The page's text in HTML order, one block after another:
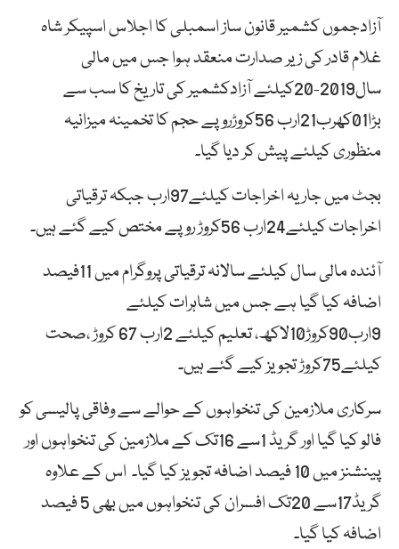
آزادجموں کشمیر قانون ساز اسمبلی کا اجلاس اسپیکر شاہ
غلام قادر کی زیر صدارت منعقد ہوا جس میں مالی
سال2019-20کیلئے آزادکشمیر کی تاریخ کا سب سے
بڑا01کھرب21ارب 56کروڑروپے حجم کا تخمینہ میزانیہ
منظوری کیلئے پیش کر دیا گیا۔
بجٹ میں جاریہ اخراجات کیلئے97ارب جبکہ ترقیاتی
اخراجات کیلئے24ارب 56کروڑ روپے مختص کیے گئے ہیں۔
آئندہ مالی سال کیلئے سالانہ ترقیاتی پروگرام میں 11فیصد
اضافہ کیا گیا ہے جس میں شاہرات کیلئے
9ارب90کروڑ10لاکھ، تعلیم کیلئے 2ارب 67 کروڑ ،صحت
کیلئے75کروڑ تجویز کیے گئے ہیں۔
سرکاری ملازمین کی تنخواہوں کے حوالے سے وفاقی پالیسی کو
فالو کیا گیا اور گریڈ 1سے 16تک کے ملازمین کی تنخواہوں اور
پینشنز میں 10 فیصد اضافہ تجویز کیا گیا۔ اس کے علاوہ
گریڈ17سے 20تک افسران کی تنخواہوں میں بھی 5 فیصد
اضافہ کیا گیا۔